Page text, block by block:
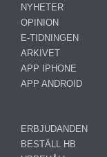
NYHETER
OPINION
E-TIDNINGEN
ARKIVET
APP IPHONE
APP ANDROID
ERBJUDANDEN
BESTÄLL HB